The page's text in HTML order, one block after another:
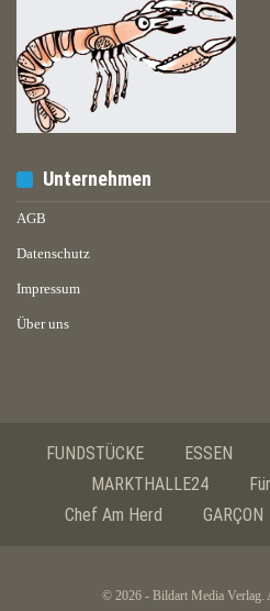
Unternehmen
AGB
Datenschutz
Impressum
Über uns
FUNDSTÜCKE ESSEN
MARKTHALLE24
Chef Am Herd
GARÇON
© 2026 - Bildart Media Verlag.